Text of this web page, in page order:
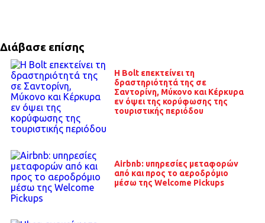
Διάβασε επίσης
Η Bolt επεκτείνει τη
δραστηριότητά της σε
Σαντορίνη, Μύκονο και Κέρκυρα
εν όψει της κορύφωσης της
τουριστικής περιόδου
Airbnb: υπηρεσίες μεταφορών
από και προς το αεροδρόμιο
μέσω της Welcome Pickups